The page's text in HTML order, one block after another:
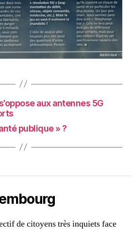
aux antennes 5G
publique » ?
de citoyens très inquiets face